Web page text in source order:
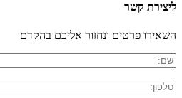
ליצירת קשר
השאירו פרטים ונחזור אליכם בהקדם